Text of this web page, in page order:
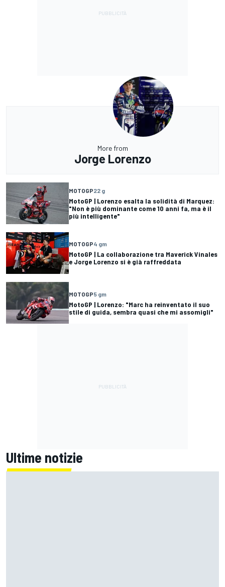
More from
Jorge Lorenzo
MOTOGP22 g
MotoGP | Lorenzo esalta la solidità di Marquez:
"Non è più dominante come 10 anni fa, ma è il
più intelligente"
MOTOGP4 gm
MotoGP | La collaborazione tra Maverick Vinales
e Jorge Lorenzo si è già raffreddata
MOTOGP5 gm
MotoGP | Lorenzo: "Marc ha reinventato il suo
stile di guida, sembra quasi che mi assomigli"
Ultime notizie